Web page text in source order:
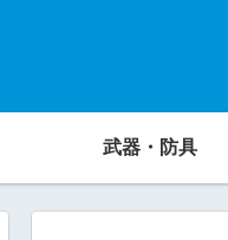
武器・防具